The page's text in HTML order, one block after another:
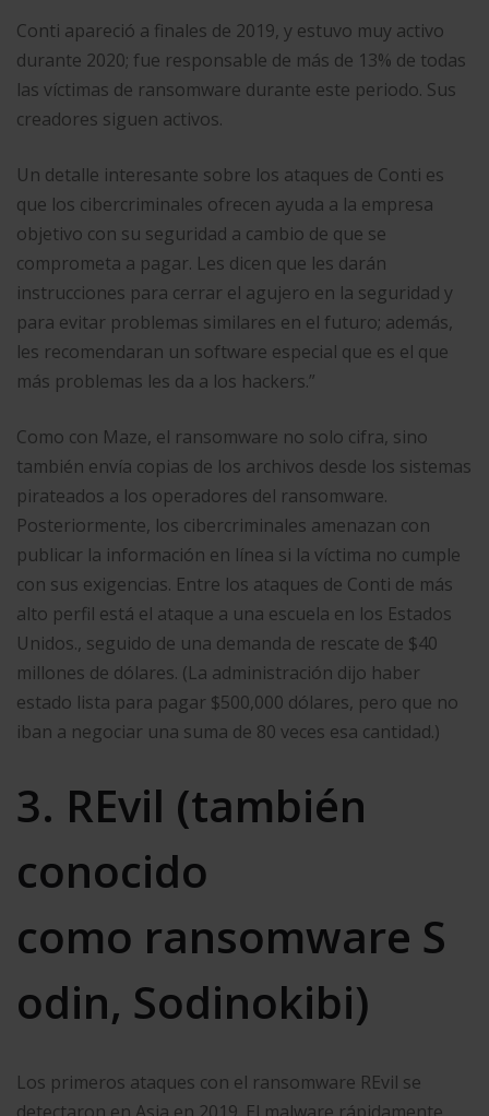
Conti apareció a finales de 2019, y estuvo muy activo
durante 2020; fue responsable de más de 13% de todas
las víctimas de ransomware durante este periodo. Sus
creadores siguen activos.
Un detalle interesante sobre los ataques de Conti es
que los cibercriminales ofrecen ayuda a la empresa
objetivo con su seguridad a cambio de que se
comprometa a pagar. Les dicen que les darán
instrucciones para cerrar el agujero en la seguridad y
para evitar problemas similares en el futuro; además,
les recomendaran un software especial que es el que
más problemas les da a los hackers.”
Como con Maze, el ransomware no solo cifra, sino
también envía copias de los archivos desde los sistemas
pirateados a los operadores del ransomware.
Posteriormente, los cibercriminales amenazan con
publicar la información en línea si la víctima no cumple
con sus exigencias. Entre los ataques de Conti de más
alto perfil está el ataque a una escuela en los Estados
Unidos., seguido de una demanda de rescate de $40
millones de dólares. (La administración dijo haber
estado lista para pagar $500,000 dólares, pero que no
iban a negociar una suma de 80 veces esa cantidad.)
3. REvil (también
conocido
como ransomware S
odin, Sodinokibi)
Los primeros ataques con el ransomware REvil se